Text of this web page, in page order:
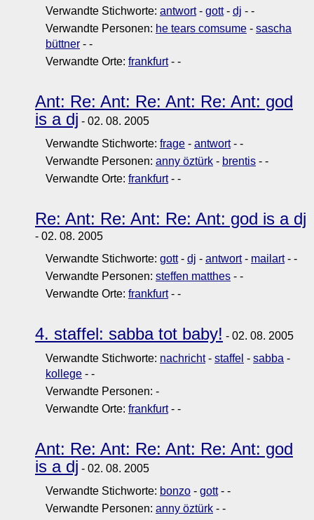
Verwandte Stichworte: antwort- gott- dj - -
Verwandte Personen: he tears comsume - sascha
büttner - -
Verwandte Orte: frankfurt- -
Ant: Re: Ant: Re: Ant: Re: Ant: god
is a dj - 02. 08. 2005
Verwandte Stichworte: frage - antwort- -
Verwandte Personen: anny öztürk - brentis - -
Verwandte Orte: frankfurt- -
Re: Ant: Re: Ant: Re: Ant: god is a dj
- 02. 08. 2005
Verwandte Stichworte: gott- dj - antwort- mailart- -
Verwandte Personen: steffen matthes - -
Verwandte Orte: frankfurt- -
4. staffel: sabba tot baby! - 02. 08. 2005
Verwandte Stichworte: nachricht- staffel - sabba -
kollege - -
Verwandte Personen: -
Verwandte Orte: frankfurt- -
Ant: Re: Ant: Re: Ant: Re: Ant: god
is a dj - 02. 08. 2005
Verwandte Stichworte: bonzo - gott- -
Verwandte Personen: anny öztürk - -